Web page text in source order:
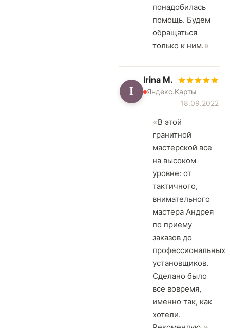
понадобилась
помощь. Будем
обращаться
только к ним.
I
Irina M.
Яндекс.Карты
18.09.2022
В этой
гранитной
мастерской все
на высоком
уровне: от
тактичного,
внимательного
мастера Андрея
по приему
заказов до
профессиональных
установщиков.
Сделано было
все вовремя,
именно так, как
хотели.